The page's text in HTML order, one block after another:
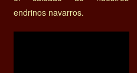
endrinos navarros.